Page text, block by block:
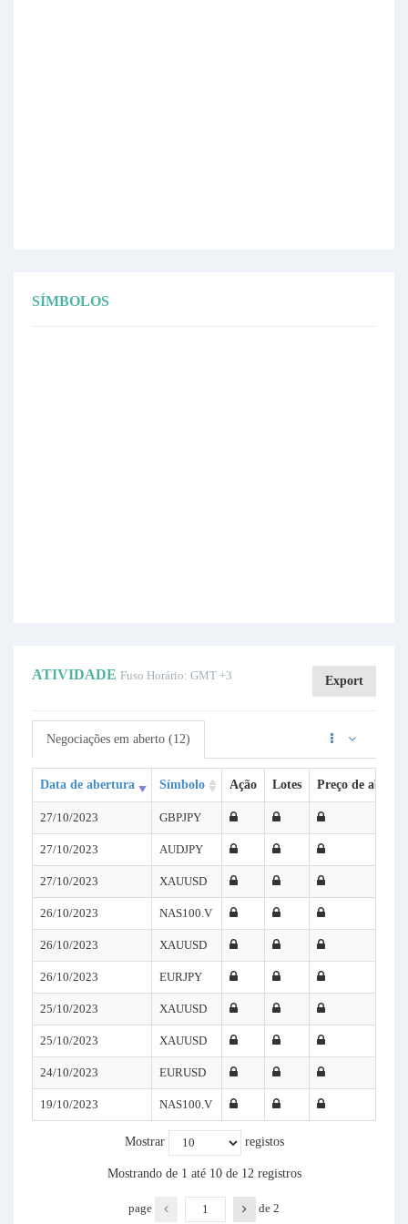
SÍMBOLOS
ATIVIDADE Fuso Horário: GMT +3 Export
Negociações em aberto (12)
Data de abertura Símbolo Ação Lotes Preço de
27/10/2023 GBPJPY
27/10/2023 AUDJPY
27/10/2023 XAUUSD
26/10/2023 NAS100.V
26/10/2023 XAUUSD
26/10/2023 EURJPY
25/10/2023 XAUUSD
25/10/2023 XAUUSD
24/10/2023 EURUSD
19/10/2023 NAS100.V
Mostrar registos
Mostrando de 1 até 10 de 12 registros
page de 2